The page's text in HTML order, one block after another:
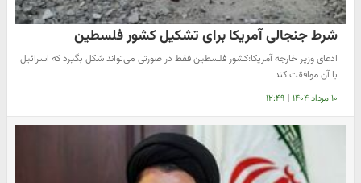
شرط جنجالی آمریکا برای تشکیل کشور فلسطین
ادعای وزیر خارجه آمریکا:کشور فلسطین فقط در صورتی می‌تواند شکل بگیرد که اسرائیل
با آن موافقت کند
۱۰ مرداد ۱۴۰۴ | ۱۲:۴۹